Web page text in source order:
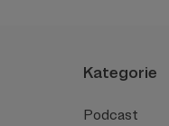
Kategorie
Podcast